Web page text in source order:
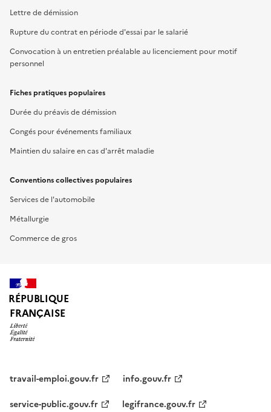
Lettre de démission
Rupture du contrat en période d'essai par le salarié
Convocation à un entretien préalable au licenciement pour motif
personnel
Fiches pratiques populaires
Durée du préavis de démission
Congés pour événements familiaux
Maintien du salaire en cas d'arrêt maladie
Conventions collectives populaires
Services de l'automobile
Métallurgie
Commerce de gros
RÉPUBLIQUE
FRANÇAISE
travail-emploi.gouv.fr
info.gouv.fr
service-public.gouv.fr
legifrance.gouv.fr